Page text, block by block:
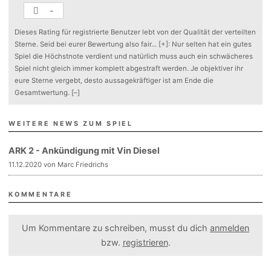
-
Dieses Rating für registrierte Benutzer lebt von der Qualität der verteilten
Sterne. Seid bei eurer Bewertung also fair... [+] : Nur selten hat ein gutes
Spiel die Höchstnote verdient und natürlich muss auch ein schwächeres
Spiel nicht gleich immer komplett abgestraft werden. Je objektiver ihr
eure Sterne vergebt, desto aussagekräftiger ist am Ende die
Gesamtwertung. [–]
WEITERE NEWS ZUM SPIEL
ARK 2 - Ankündigung mit Vin Diesel
11.12.2020 von Marc Friedrichs
KOMMENTARE
Um Kommentare zu schreiben, musst du dich anmelden
bzw. registrieren.